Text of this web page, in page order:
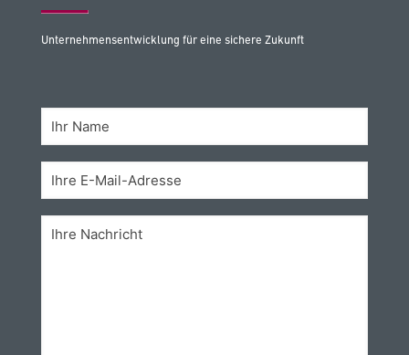
Unternehmensentwicklung für eine sichere Zukunft